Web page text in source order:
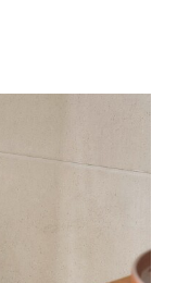
de
vælger den
med